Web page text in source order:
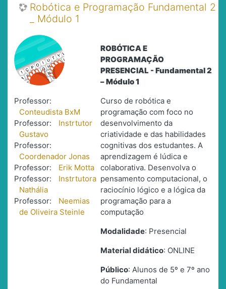
Robótica e Programação Fundamental 2
_ Módulo 1
ROBÓTICA E
PROGRAMAÇÃO
PRESENCIAL - Fundamental 2
– Módulo 1
Curso de robótica e
programação com foco no
desenvolvimento da
criatividade e das habilidades
cognitivas dos estudantes. A
aprendizagem é lúdica e
colaborativa. Desenvolva o
pensamento computacional, o
raciocínio lógico e a lógica da
programação para a
computação
Modalidade: Presencial
Material didático: ONLINE
Público: Alunos de 5º e 7º ano
do Fundamental
Professor:
Conteudista BxM
Professor:
Instrtutor
Gustavo
Professor:
Coordenador Jonas
Professor:
Erik Motta
Professor:
Instrtutora
Nathália
Professor:
Neemias
de Oliveira Steinle